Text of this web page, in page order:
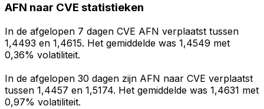
AFN naar CVE statistieken
In de afgelopen 7 dagen CVE AFN verplaatst tussen
1,4493 en 1,4615. Het gemiddelde was 1,4549 met
0,36% volatiliteit.
In de afgelopen 30 dagen zijn AFN naar CVE verplaatst
tussen 1,4457 en 1,5174. Het gemiddelde was 1,4631 met
0,97% volatiliteit.